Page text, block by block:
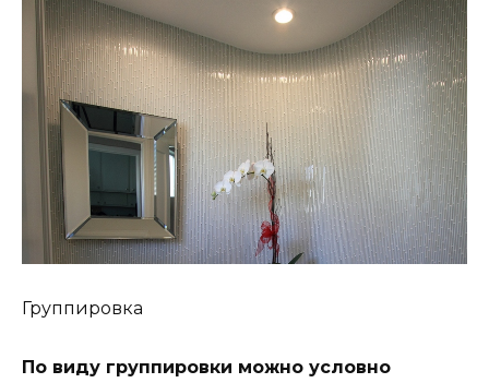
Группировка
По виду группировки можно условно